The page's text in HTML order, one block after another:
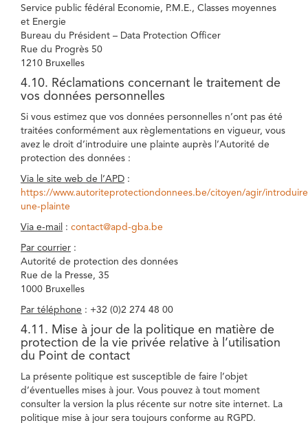
Service public fédéral Economie, P.M.E., Classes moyennes
et Energie
Bureau du Président – Data Protection Officer
Rue du Progrès 50
1210 Bruxelles
4.10. Réclamations concernant le traitement de
vos données personnelles
Si vous estimez que vos données personnelles n’ont pas été
traitées conformément aux règlementations en vigueur, vous
avez le droit d’introduire une plainte auprès l’Autorité de
protection des données :
Via le site web de l’APD :
https://www.autoriteprotectiondonnees.be/citoyen/agir/
une-plainte
Via e-mail : contact@apd-gba.be
Par courrier :
Autorité de protection des données
Rue de la Presse, 35
1000 Bruxelles
Par téléphone : +32 (0)2 274 48 00
4.11. Mise à jour de la politique en matière de
protection de la vie privée relative à l’utilisation
du Point de contact
La présente politique est susceptible de faire l’objet
d’éventuelles mises à jour. Vous pouvez à tout moment
consulter la version la plus récente sur notre site internet. La
politique mise à jour sera toujours conforme au RGPD.